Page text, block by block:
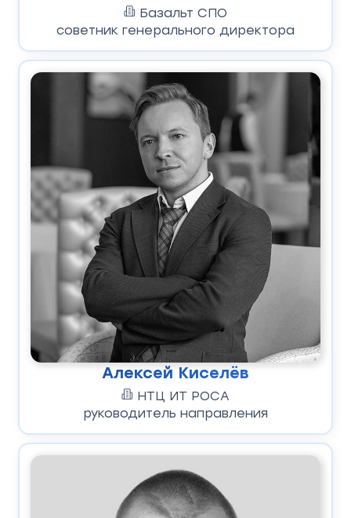
Базальт СПО
советник генерального директора
Алексей Киселёв
НТЦ ИТ РОСА
руководитель направления